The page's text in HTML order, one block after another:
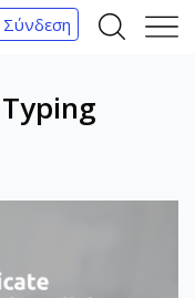
Μ
Α
Σύνδεση